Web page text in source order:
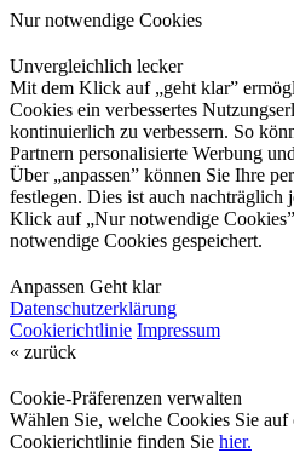
Nur notwendige Cookies
Unvergleichlich lecker
Mit dem Klick auf „geht klar”
Cookies ein verbessertes
kontinuierlich zu verbessern. So
Partnern personalisierte Werbung
Über „anpassen” können Sie Ihre
festlegen. Dies ist auch
Klick auf „Nur notwendige
notwendige Cookies gespeichert.
Anpassen Geht klar
Datenschutzerklärung
Cookierichtlinie Impressum
« zurück
Cookie-Präferenzen verwalten
Wählen Sie, welche Cookies Sie
Cookierichtlinie finden Sie hier.